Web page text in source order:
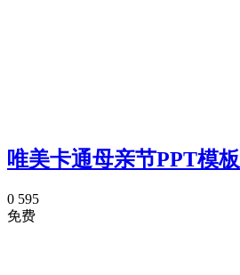
唯美卡通母亲节PPT模板
0 595
免费